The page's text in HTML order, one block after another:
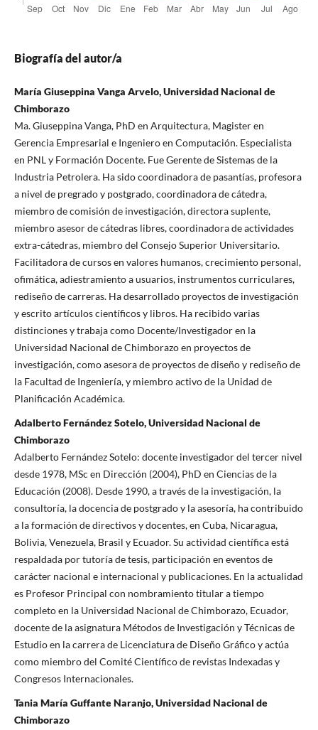
Biografía del autor/a
María Giuseppina Vanga Arvelo, Universidad Nacional de
Chimborazo
Ma. Giuseppina Vanga, PhD en Arquitectura, Magister en
Gerencia Empresarial e Ingeniero en Computación. Especialista
en PNL y Formación Docente. Fue Gerente de Sistemas de la
Industria Petrolera. Ha sido coordinadora de pasantías, profesora
a nivel de pregrado y postgrado, coordinadora de cátedra,
miembro de comisión de investigación, directora suplente,
miembro asesor de cátedras libres, coordinadora de actividades
extra-cátedras, miembro del Consejo Superior Universitario.
Facilitadora de cursos en valores humanos, crecimiento personal,
ofimática, adiestramiento a usuarios, instrumentos curriculares,
rediseño de carreras. Ha desarrollado proyectos de investigación
y escrito artículos científicos y libros. Ha recibido varias
distinciones y trabaja como Docente/Investigador en la
Universidad Nacional de Chimborazo en proyectos de
investigación, como asesora de proyectos de diseño y rediseño de
la Facultad de Ingeniería, y miembro activo de la Unidad de
Planificación Académica.
Adalberto Fernández Sotelo, Universidad Nacional de
Chimborazo
Adalberto Fernández Sotelo: docente investigador del tercer nivel
desde 1978, MSc en Dirección (2004), PhD en Ciencias de la
Educación (2008). Desde 1990, a través de la investigación, la
consultoría, la docencia de postgrado y la asesoría, ha contribuido
a la formación de directivos y docentes, en Cuba, Nicaragua,
Bolivia, Venezuela, Brasil y Ecuador. Su actividad científica está
respaldada por tutoría de tesis, participación en eventos de
carácter nacional e internacional y publicaciones. En la actualidad
es Profesor Principal con nombramiento titular a tiempo
completo en la Universidad Nacional de Chimborazo, Ecuador,
docente de la asignatura Métodos de Investigación y Técnicas de
Estudio en la carrera de Licenciatura de Diseño Gráfico y actúa
como miembro del Comité Científico de revistas Indexadas y
Congresos Internacionales.
Tania María Guffante Naranjo, Universidad Nacional de
Chimborazo